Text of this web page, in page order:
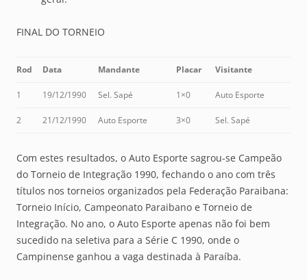
FINAL DO TORNEIO
Rod Data Mandante Placar Visitante
1 19/12/1990 Sel. Sapé 1×0 Auto Esporte
2 21/12/1990 Auto Esporte 3×0 Sel. Sapé
Com estes resultados, o Auto Esporte sagrou-se Campeão
do Torneio de Integração 1990, fechando o ano com três
títulos nos torneios organizados pela Federação Paraibana:
Torneio Início, Campeonato Paraibano e Torneio de
Integração. No ano, o Auto Esporte apenas não foi bem
sucedido na seletiva para a Série C 1990, onde o
Campinense ganhou a vaga destinada à Paraíba.